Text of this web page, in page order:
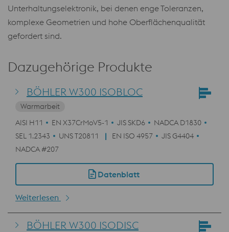
Unterhaltungselektronik, bei denen enge Toleranzen,
komplexe Geometrien und hohe Oberflächenqualität
gefordert sind.
Dazugehörige Produkte
BÖHLER W300 ISOBLOC
Warmarbeit
AISI H11
EN X37CrMoV5-1 JIS SKD6
NADCA D1830
SEL 1.2343
UNS T20811 EN ISO 4957
JIS G4404
NADCA #207
Datenblatt
Weiterlesen
BÖHLER W300 ISODISC